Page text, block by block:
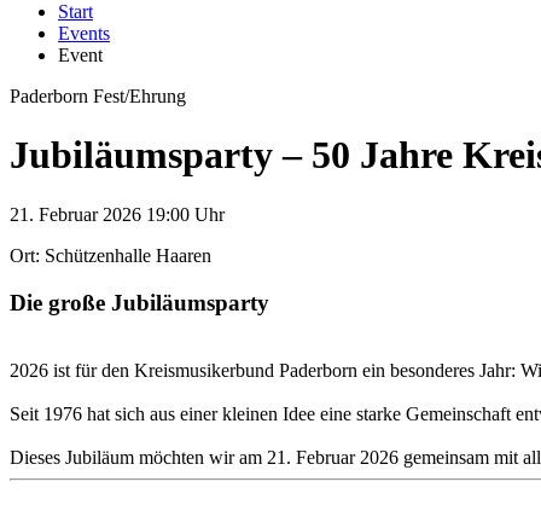
Start
Events
Event
Paderborn Fest/Ehrung
Jubiläumsparty – 50 Jahre
21. Februar 2026 19:00 Uhr
Ort: Schützenhalle Haaren
Die große Jubiläumsparty
2026 ist für den Kreismusikerbund Paderborn ein besonderes Jahr:
Seit 1976 hat sich aus einer kleinen Idee eine starke Gemeinschaft
Dieses Jubiläum möchten wir am 21. Februar 2026 gemeinsam mit